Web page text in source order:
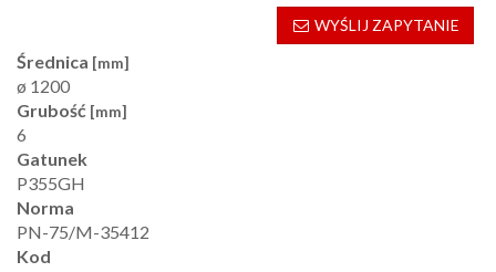
WYŚLIJ ZAPYTANIE
Średnica [mm]
ø 1200
Grubość [mm]
6
Gatunek
P355GH
Norma
PN-75/M-35412
Kod